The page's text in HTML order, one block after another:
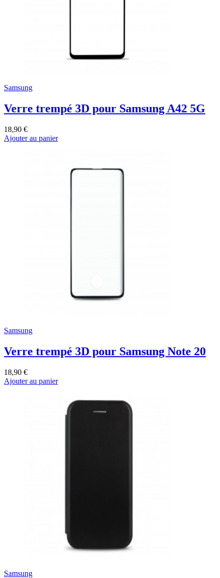
Samsung
Verre trempé 3D pour Samsung A42 5G
18,90 €
Ajouter au panier
Samsung
Verre trempé 3D pour Samsung Note 20
18,90 €
Ajouter au panier
Samsung